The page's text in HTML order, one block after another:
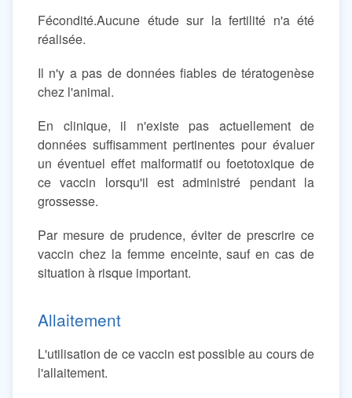
Fécondité.Aucune étude sur la fertilité n'a été
réalisée.
Il n'y a pas de données fiables de tératogenèse
chez l'animal.
En clinique, il n'existe pas actuellement de
données suffisamment pertinentes pour évaluer
un éventuel effet malformatif ou foetotoxique de
ce vaccin lorsqu'il est administré pendant la
grossesse.
Par mesure de prudence, éviter de prescrire ce
vaccin chez la femme enceinte, sauf en cas de
situation à risque important.
Allaitement
L'utilisation de ce vaccin est possible au cours de
l'allaitement.